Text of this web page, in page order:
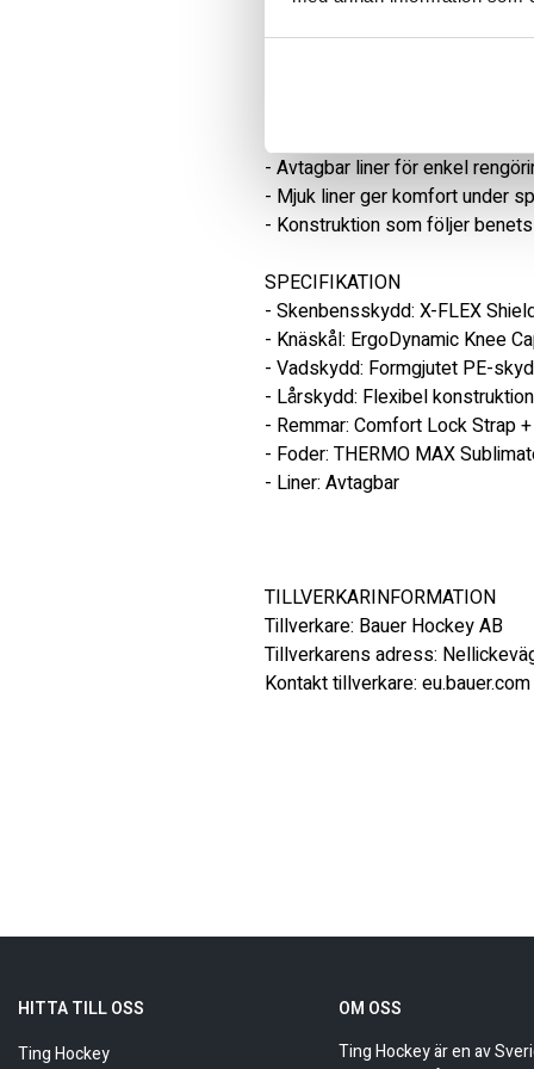
- Avtagbar liner för enkel
- Mjuk liner ger komfort under
- Konstruktion som följer
SPECIFIKATION
- Skenbensskydd: X-FLEX
- Knäskål: ErgoDynamic Knee
- Vadskydd: Formgjutet PE-
- Lårskydd: Flexibel
- Remmar: Comfort Lock Strap
- Foder: THERMO MAX
- Liner: Avtagbar
TILLVERKARINFORMATION
Tillverkare: Bauer Hockey AB
Tillverkarens adress:
Kontakt tillverkare: eu.bauer.com
HITTA TILL OSS
Ting Hockey
OM OSS
Ting Hockey är en av